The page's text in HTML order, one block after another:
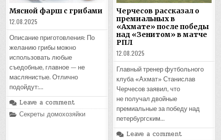
Мясной фарш с грибами
12.08.2025
Описание приготовления: По
желанию грибы можно
использовать любые
съедобные, главное — не
маслянистые. Отлично
подойдут:…
Leave a comment
Posted
Секреты домохозяйки
Черчесов рассказал о
премиальных в
«Ахмате» после победы
над «Зенитом» в матче
РПЛ
12.08.2025
Главный тренер футбольного
клуба «Ахмат» Станислав
Черчесов заявил, что
не получал двойные
премиальные за победу над
петербургским…
Leave a comment